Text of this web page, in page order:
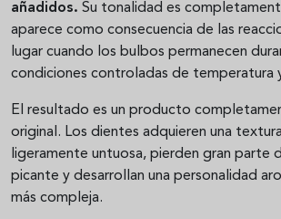
añadidos. Su tonalidad es
aparece como consecuencia de las
lugar cuando los bulbos permanecen
condiciones controladas de temperatura
El resultado es un producto
original. Los dientes adquieren una
ligeramente untuosa, pierden gran parte
picante y desarrollan una personalidad
más compleja.